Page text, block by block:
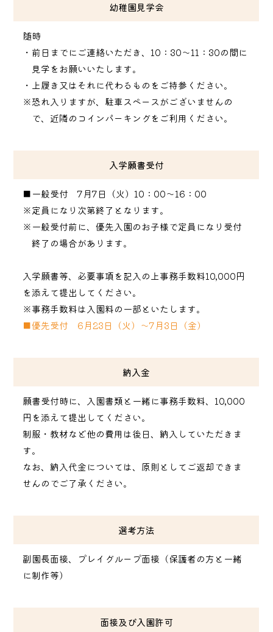
幼稚園見学会
随時
・前日までにご連絡いただき、10：30〜11：30の間に
見学をお願いいたします。
・上履き又はそれに代わるものをご持参ください。
※恐れ入りますが、駐車スペースがございませんの
で、近隣のコインパーキングをご利用ください。
入学願書受付
■一般受付 7月7日（火）10：00〜16：00
※定員になり次第終了となります。
※一般受付前に、優先入園のお子様で定員になり受付
終了の場合があります。
入学願書等、必要事項を記入の上事務手数料10,000円
を添えて提出してください。
※事務手数料は入園料の一部といたします。
■優先受付 6月23日（火）〜7月3日（金）
納入金
願書受付時に、入園書類と一緒に事務手数料、10,000
円を添えて提出してください。
制服・教材など他の費用は後日、納入していただきま
す。
なお、納入代金については、原則としてご返却できま
せんのでご了承ください。
選考方法
副園長面接、プレイグループ面接（保護者の方と一緒
に制作等）
面接及び入園許可